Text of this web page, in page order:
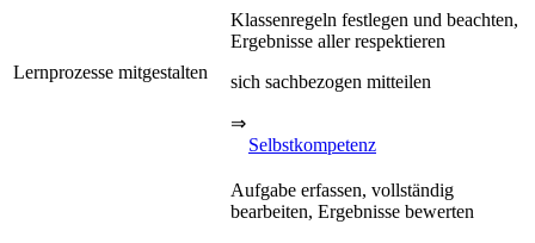
Lernprozesse mitgestalten
Klassenregeln festlegen und beachten,
Ergebnisse aller respektieren
sich sachbezogen mitteilen
⇒
Selbstkompetenz
Aufgabe erfassen, vollständig
bearbeiten, Ergebnisse bewerten